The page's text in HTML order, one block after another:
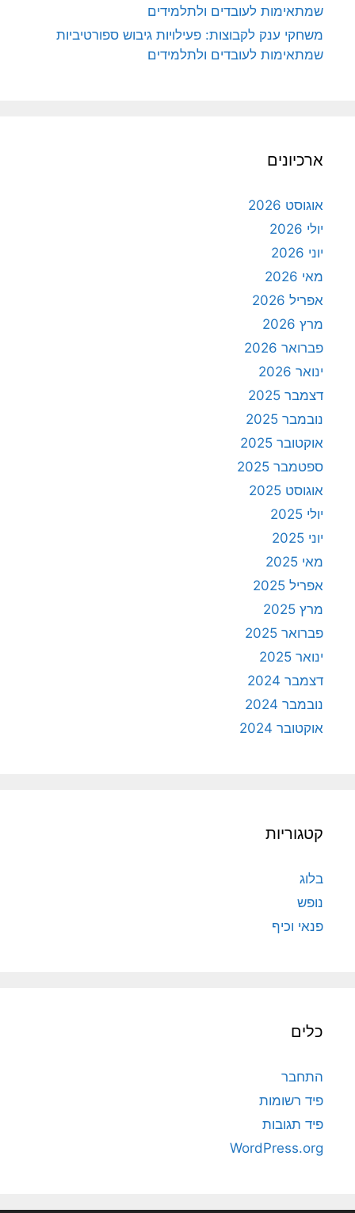
שמתאימות לעובדים ולתלמידים
משחקי ענק לקבוצות: פעילויות גיבוש ספורטיביות
שמתאימות לעובדים ולתלמידים
ארכיונים
אוגוסט 2026
יולי 2026
יוני 2026
מאי 2026
אפריל 2026
מרץ 2026
פברואר 2026
ינואר 2026
דצמבר 2025
נובמבר 2025
אוקטובר 2025
ספטמבר 2025
אוגוסט 2025
יולי 2025
יוני 2025
מאי 2025
אפריל 2025
מרץ 2025
פברואר 2025
ינואר 2025
דצמבר 2024
נובמבר 2024
אוקטובר 2024
קטגוריות
בלוג
נופש
פנאי וכיף
כלים
התחבר
פיד רשומות
פיד תגובות
WordPress.org